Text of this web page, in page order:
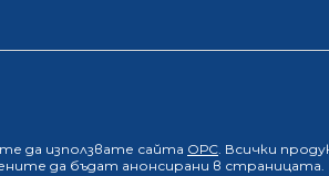
да използвате сайта ОРС. Всички
да бъдат анонсирани в страницата.